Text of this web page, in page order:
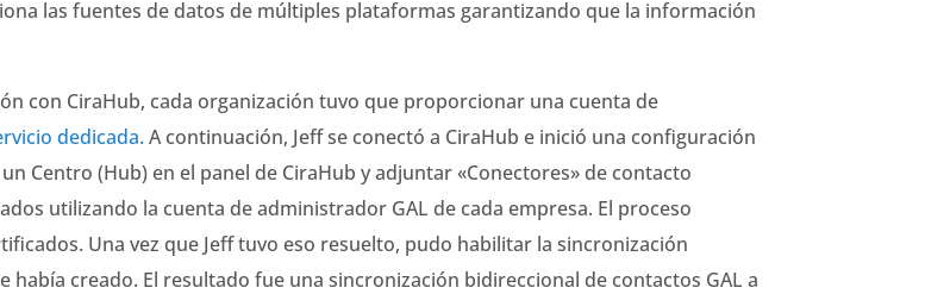
las fuentes de datos de múltiples plataformas garantizando que la información
con CiraHub, cada organización tuvo que proporcionar una cuenta de
dedicada. A continuación, Jeff se conectó a CiraHub e inició una configuración
Centro (Hub) en el panel de CiraHub y adjuntar «Conectores» de contacto
utilizando la cuenta de administrador GAL de cada empresa. El proceso
Una vez que Jeff tuvo eso resuelto, pudo habilitar la sincronización
creado. El resultado fue una sincronización bidireccional de contactos GAL a